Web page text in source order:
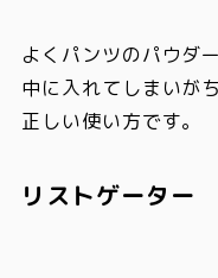
よくパンツのパウダ
中に入れてしまいが
正しい使い方です。
リストゲーター